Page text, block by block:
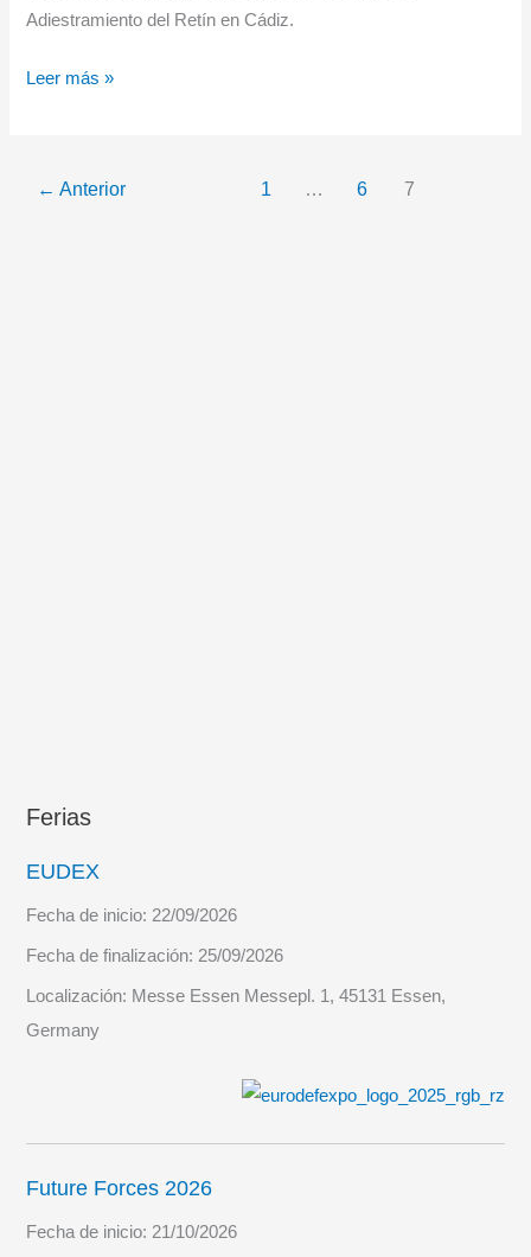
Adiestramiento del Retín en Cádiz.
Demostración
Leer más »
← Anterior 1 … 6 7
Ferias
EUDEX
Fecha de inicio:22/09/2026
Fecha de finalización:25/09/2026
Localización: Messe Essen Messepl. 1, 45131 Essen,
Germany
Future Forces 2026
Fecha de inicio: 21/10/2026